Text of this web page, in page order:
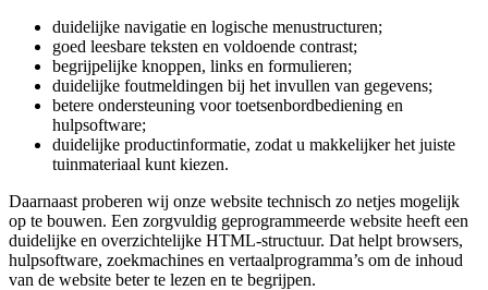
duidelijke navigatie en logische menustructuren;
goed leesbare teksten en voldoende contrast;
begrijpelijke knoppen, links en formulieren;
duidelijke foutmeldingen bij het invullen van gegevens;
betere ondersteuning voor toetsenbordbediening en
hulpsoftware;
duidelijke productinformatie, zodat u makkelijker het juiste
tuinmateriaal kunt kiezen.
Daarnaast proberen wij onze website technisch zo netjes mogelijk
op te bouwen. Een zorgvuldig geprogrammeerde website heeft een
duidelijke en overzichtelijke HTML-structuur. Dat helpt browsers,
hulpsoftware, zoekmachines en vertaalprogramma’s om de inhoud
van de website beter te lezen en te begrijpen.